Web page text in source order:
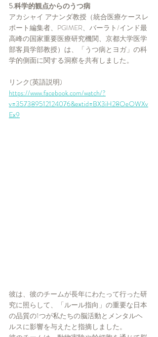
5.科学的観点からのうつ病
アカシャイ アナンダ教授（統合医療ケースレ
ポート編集者、PGIMER、バーラト/インド最
高峰の国家重要医療研究機関、京都大学医学
部客員学部教授）は、「うつ病とヨガ」の科
学的側面に関する洞察を共有しました。
リンク(英語説明)
https://www.facebook.com/watch/?
v=357389512124076&extid=BX3iH28OeOWXv
Ex9
彼は、彼のチームが長年にわたって行った研
究に照らして、「ルール指向」の重要な日本
の品質の1つが私たちの脳活動とメンタルヘ
ルスに影響を与えたと指摘しました。